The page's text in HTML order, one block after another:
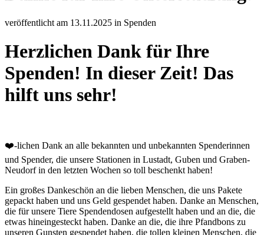
veröffentlicht am 13.11.2025 in Spenden
Herzlichen Dank für Ihre
Spenden! In dieser Zeit! Das
hilft uns sehr!
❤️-lichen Dank an alle bekannten und unbekannten Spenderinnen
und Spender, die unsere Stationen in Lustadt, Guben und Graben-
Neudorf in den letzten Wochen so toll beschenkt haben!
Ein großes Dankeschön an die lieben Menschen, die uns Pakete
gepackt haben und uns Geld gespendet haben. Danke an Menschen,
die für unsere Tiere Spendendosen aufgestellt haben und an die, die
etwas hineingesteckt haben. Danke an die, die ihre Pfandbons zu
unseren Gunsten gespendet haben, die tollen kleinen Menschen, die